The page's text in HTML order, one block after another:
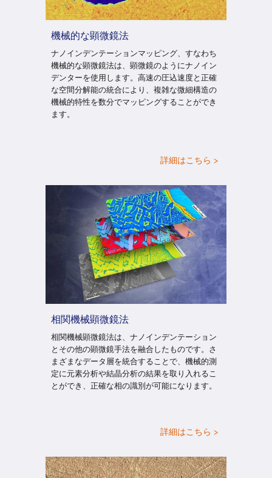
機械的な顕微鏡法
ナノインデンテーションマッピング、すなわち
機械的な顕微鏡法は、顕微鏡のようにナノイン
デンターを使用します。高速の圧込速度と正確
な空間分解能の統合により、複雑な微細構造の
機械的特性を数分でマッピングすることができ
ます。
詳細はこちら >
相関機械顕微鏡法
相関機械顕微鏡法は、ナノインデンテーション
とその他の顕微鏡手法を融合したものです。さ
まざまなデータ層を統合することで、機械的測
定に元素分析や結晶分析の結果を取り入れるこ
とができ、正確な相の識別が可能になります。
詳細はこちら >